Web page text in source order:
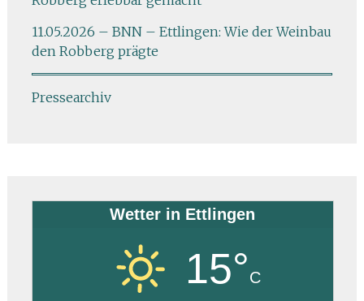
11.05.2026 – BNN – Ettlingen: Wie der Weinbau
den Robberg prägte
Pressearchiv
Wetter in Ettlingen
15°C